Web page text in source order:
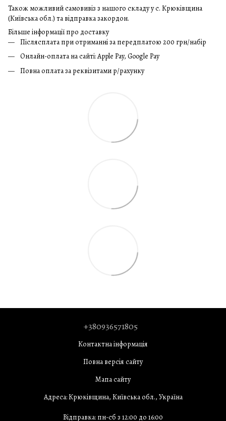
Також можливий самовивіз з нашого складу у с. Крюківщина
(Київська обл.) та відправка закордон.
Більше інформації про доставку
Післясплата при отриманні за передплатою 200 грн/набір
Онлайн-оплата на сайті: Apple Pay, Google Pay
Повна оплата за реквізитами р/рахунку
+380936571805
Контактна інформація
Повна версія сайту
Мапа сайту
Адреса: Крюківщина, Київська обл., Україна
Відправка: пн-сб з 12:00 до 16:00